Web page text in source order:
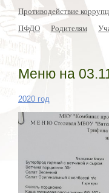
Противодействие
ПФДО
Родителям
Меню на
2020 год